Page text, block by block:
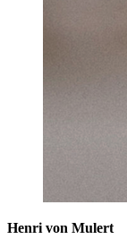
Henri von Mulert